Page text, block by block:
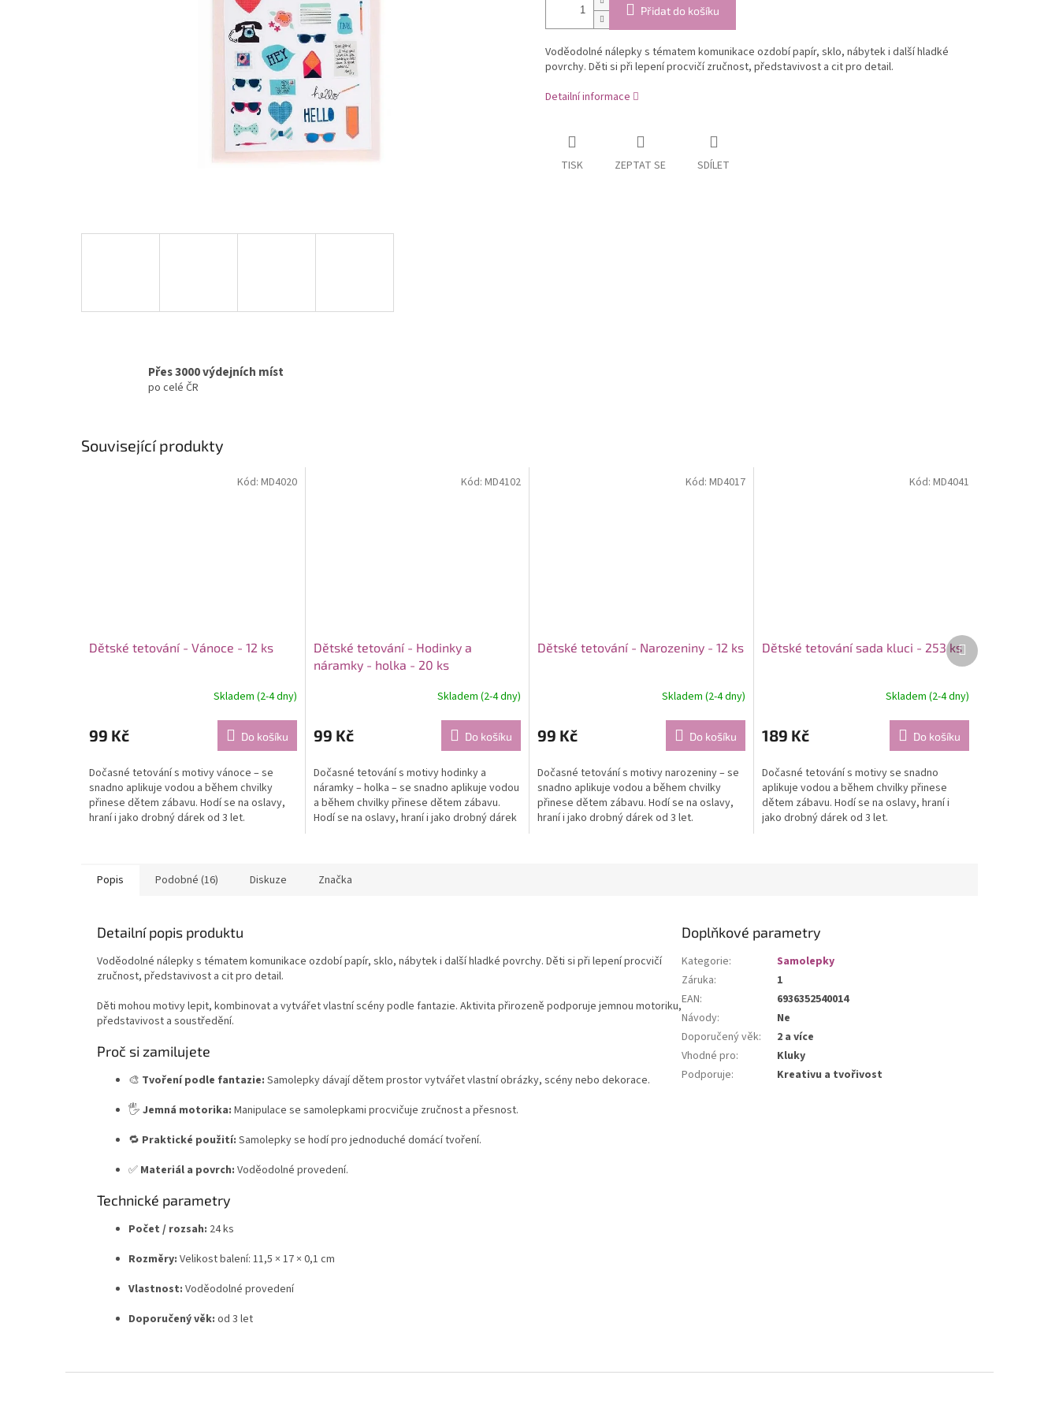
Přidat do košíku
Voděodolné nálepky s tématem komunikace ozdobí papír, sklo, nábytek i další hladké
povrchy. Děti si při lepení procvičí zručnost, představivost a cit pro detail.
Detailní informace
TISK ZEPTAT SE SDÍLET
Přes 3000 výdejních míst
po celé ČR
Související produkty
Dětské tetování - Vánoce - 12 ks
Skladem (2-4 dny)
99 Kč Do košíku
Dočasné tetování s motivy vánoce – se
snadno aplikuje vodou a během chvilky
přinese dětem zábavu. Hodí se na oslavy,
hraní i jako drobný dárek od 3 let.
Kód: MD4020
Dětské tetování - Hodinky a
náramky - holka - 20 ks
Skladem (2-4 dny)
99 Kč Do košíku
Dočasné tetování s motivy hodinky a
náramky – holka – se snadno aplikuje vodou
a během chvilky přinese dětem zábavu.
Hodí se na oslavy, hraní i jako drobný dárek
Kód: MD4102
Dětské tetování - Narozeniny - 12 ks
Skladem (2-4 dny)
99 Kč Do košíku
Dočasné tetování s motivy narozeniny – se
snadno aplikuje vodou a během chvilky
přinese dětem zábavu. Hodí se na oslavy,
hraní i jako drobný dárek od 3 let.
Kód: MD4017
Dětské tetování sada kluci - 253 ks
Skladem (2-4 dny)
189 Kč Do košíku
Dočasné tetování s motivy se snadno
aplikuje vodou a během chvilky přinese
dětem zábavu. Hodí se na oslavy, hraní i
jako drobný dárek od 3 let.
Kód: MD4041
Další
produkt
Popis Podobné (16) Diskuze Značka
Detailní popis produktu
Voděodolné nálepky s tématem komunikace ozdobí papír, sklo, nábytek i další hladké povrchy. Děti si při lepení procvičí
zručnost, představivost a cit pro detail.
Děti mohou motivy lepit, kombinovat a vytvářet vlastní scény podle fantazie. Aktivita přirozeně podporuje jemnou motoriku,
představivost a soustředění.
Proč si zamilujete
🎨 Tvoření podle fantazie: Samolepky dávají dětem prostor vytvářet vlastní obrázky, scény nebo dekorace.
🖐️ Jemná motorika: Manipulace se samolepkami procvičuje zručnost a přesnost.
🔁 Praktické použití: Samolepky se hodí pro jednoduché domácí tvoření.
✅ Materiál a povrch: Voděodolné provedení.
Technické parametry
Počet / rozsah: 24 ks
Rozměry: Velikost balení: 11,5 × 17 × 0,1 cm
Vlastnost: Voděodolné provedení
Doporučený věk: od 3 let
Doplňkové parametry
Kategorie:
Samolepky
Záruka:
1
EAN:
6936352540014
Návody:
Ne
Doporučený věk:
2 a více
Vhodné pro:
Kluky
Podporuje: Kreativu a tvořivost